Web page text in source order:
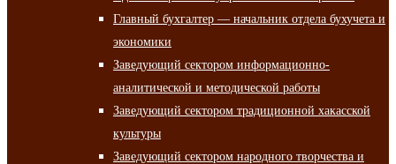
Главный бухгалтер — начальник отдела бухучета и
экономики
Заведующий сектором информационно-
аналитической и методической работы
Заведующий сектором традиционной хакасской
культуры
Заведующий сектором народного творчества и